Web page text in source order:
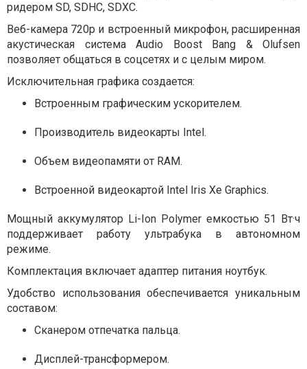
ридером SD, SDHC, SDXC.
Веб-камера 720p и встроенный микрофон, расширенная
акустическая система Audio Boost Bang & Olufsen
позволяет общаться в соцсетях и с целым миром.
Исключительная графика создается:
Встроенным графическим ускорителем.
Производитель видеокарты Intel.
Объем видеопамяти от RAM.
Встроенной видеокартой Intel Iris Xe Graphics.
Мощный аккумулятор Li-Ion Polymer емкостью 51 Вт·ч
поддерживает работу ультрабука в автономном
режиме.
Комплектация включает адаптер питания ноутбук.
Удобство использования обеспечивается уникальным
составом:
Сканером отпечатка пальца.
Дисплей-трансформером.